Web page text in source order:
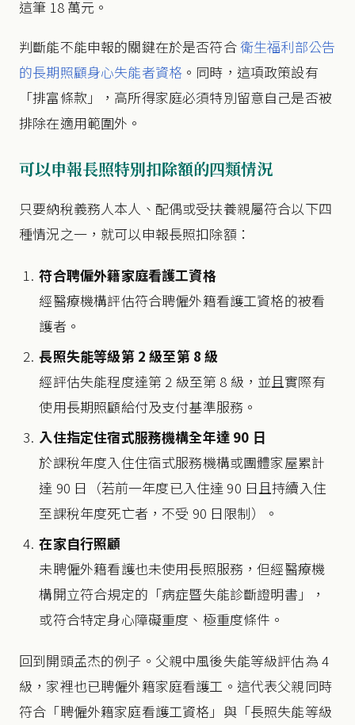
這筆 18 萬元。
判斷能不能申報的關鍵在於是否符合 衛生福利部公告
的長期照顧身心失能者資格 。同時，這項政策設有
「排富條款」，高所得家庭必須特別留意自己是否被
排除在適用範圍外。
可以申報長照特別扣除額的四類情況
只要納稅義務人本人、配偶或受扶養親屬符合以下四
種情況之一，就可以申報長照扣除額：
符合聘僱外籍家庭看護工資格
經醫療機構評估符合聘僱外籍看護工資格的被看
護者。
長照失能等級第 2 級至第 8 級
經評估失能程度達第 2 級至第 8 級，並且實際有
使用長期照顧給付及支付基準服務。
入住指定住宿式服務機構全年達 90 日
於課稅年度入住住宿式服務機構或團體家屋累計
達 90 日（若前一年度已入住達 90 日且持續入住
至課稅年度死亡者，不受 90 日限制）。
在家自行照顧
未聘僱外籍看護也未使用長照服務，但經醫療機
構開立符合規定的「病症暨失能診斷證明書」，
或符合特定身心障礙重度、極重度條件。
回到開頭孟杰的例子。父親中風後失能等級評估為 4
級，家裡也已聘僱外籍家庭看護工。這代表父親同時
符合「聘僱外籍家庭看護工資格」與「長照失能等級